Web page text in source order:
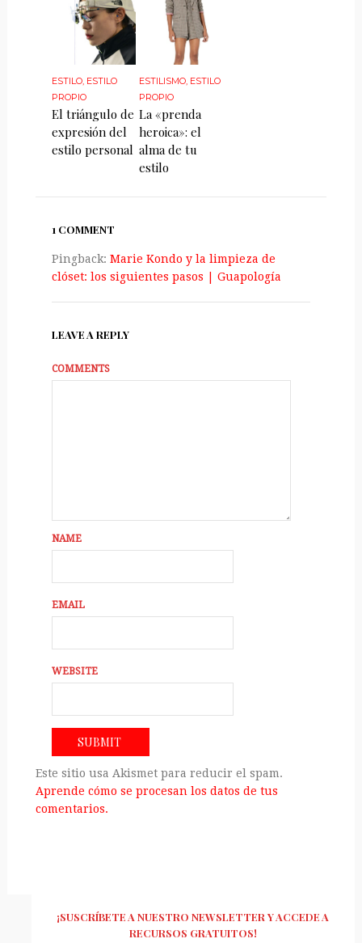
ESTILO, ESTILO
PROPIO
El triángulo de
expresión del
estilo personal
ESTILISMO, ESTILO
PROPIO
La «prenda
heroica»: el
alma de tu
estilo
1 COMMENT
Pingback: Marie Kondo y la limpieza de
clóset: los siguientes pasos | Guapologí­a
LEAVE A REPLY
COMMENTS
NAME
EMAIL
WEBSITE
Este sitio usa Akismet para reducir el spam.
Aprende cómo se procesan los datos de tus
comentarios.
¡SUSCRÍBETE A NUESTRO NEWSLETTER Y ACCEDE A
RECURSOS GRATUITOS!